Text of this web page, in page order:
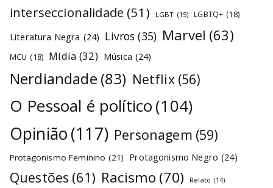
interseccionalidade (51) LGBT (15) LGBTQ+ (18)
Literatura Negra (24) Livros (35) Marvel (63)
MCU (18) Mídia (32) Música (24)
Nerdiandade (83) Netflix (56)
O Pessoal é político(104)
Opinião(117) Personagem (59)
Protagonismo Feminino (21) Protagonismo Negro (24)
Questões (61) Racismo (70) Relato (14)